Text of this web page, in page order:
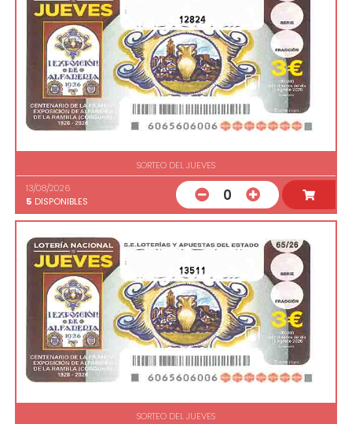
12824
SORTEO DEL JUEVES
13/08/2026
5 DISPONIBLES 0
13511
SORTEO DEL JUEVES